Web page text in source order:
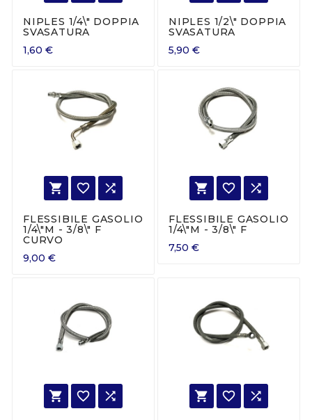
NIPLES 1/4\" DOPPIA
SVASATURA
1,60 €
NIPLES 1/2\" DOPPIA
SVASATURA
5,90 €
  
FLESSIBILE GASOLIO
1/4\"M - 3/8\" F
CURVO
9,00 €
  
FLESSIBILE GASOLIO
1/4\"M - 3/8\" F
7,50 €
     